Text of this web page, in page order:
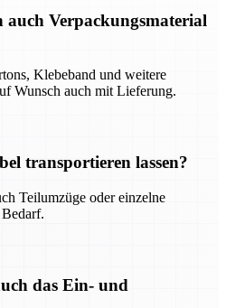
Verpackungsmaterial
Klebeband und weitere
Wunsch auch mit Lieferung.
transportieren lassen?
Teilumzüge oder einzelne
das Ein- und